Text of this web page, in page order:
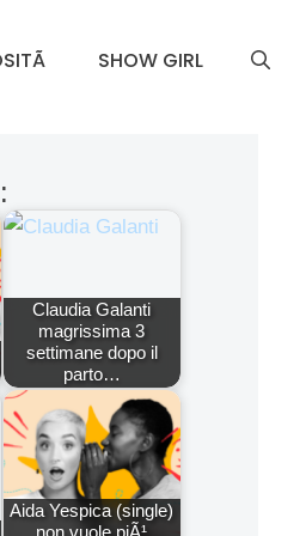
SHOW GIRL
Claudia Galanti
magrissima 3
settimane dopo il
parto…
Aida Yespica (single)